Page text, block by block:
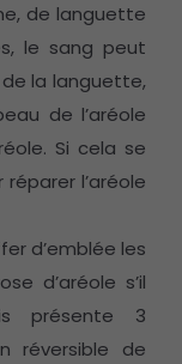
de languette
le sang peut
la languette,
de l’aréole
Si cela se
l’aréole
d’emblée les
d’aréole s’il
présente 3
réversible de